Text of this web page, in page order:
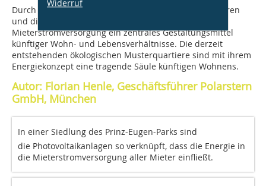
Durch die vielfältigen Schnittstellen zu anderen Sektoren
und die erweiterten Serviceleistungen ist die
Mieterstromversorgung ein zentrales Gestaltungsmittel
künftiger Wohn- und Lebensverhältnisse. Die derzeit
entstehenden ökologischen Musterquartiere sind mit ihrem
Energiekonzept eine tragende Säule künftigen Wohnens.
Autor: Florian Henle, Geschäftsführer Polarstern
GmbH, München
In einer Siedlung des Prinz-Eugen-Parks sind
die Photovoltaikanlagen so verknüpft, dass die Energie in
die Mieterstromversorgung aller Mieter einfließt.
Widerruf